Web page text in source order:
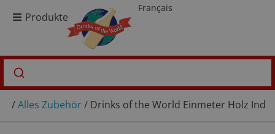
Produkte
Français
/Alles Zubehör/ Drinks of the World Einmeter Holz